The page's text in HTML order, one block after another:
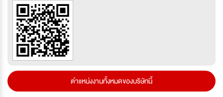
ตำแหน่งงานทั้งหมดของบริษัทนี้